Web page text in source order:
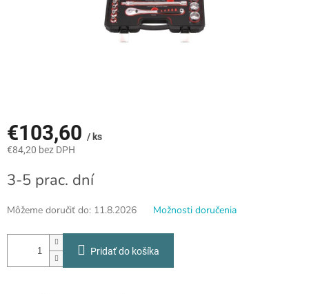
€103,60 / ks
€84,20 bez DPH
cena:
3-5 prac. dní
Môžeme doručiť do: 11.8.2026 Možnosti doručenia
Pridať do košíka